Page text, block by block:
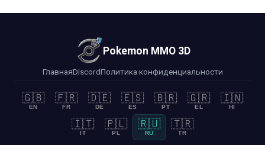
Pokemon MMO 3D
ГлавнаяDiscordПолитика конфиденциальности
🇬🇧
EN
🇫🇷
FR
🇩🇪
DE
🇪🇸
ES
🇧🇷
PT
🇬🇷
EL
🇮🇳
HI
🇮🇹
IT
🇵🇱
PL
🇷🇺
RU
🇹🇷
TR